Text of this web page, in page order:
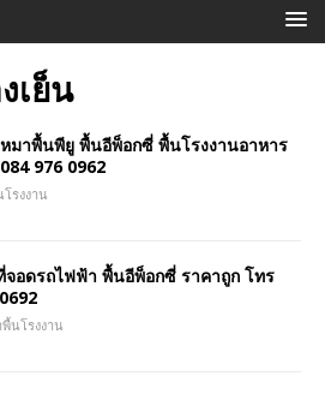
เย็น
มาพื้นพียู พื้นอีพ็อกซี่ พื้นโรงงานอาหาร
976 0962
รงงาน
อดรถไฟฟ้า พื้นอีพ็อกซี่ ราคาถูก โทร
นโรงงาน